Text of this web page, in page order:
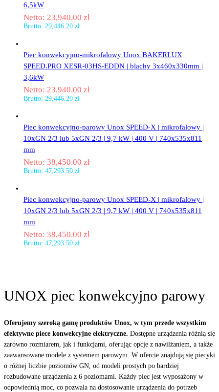
6,5kW
Netto: 23,940.00 zł
Brutto: 29,446.20 zł
Piec konwekcyjno-mikrofalowy Unox BAKERLUX
SPEED.PRO XESR-03HS-EDDN | blachy 3x460x330mm |
3,6kW
Netto: 23,940.00 zł
Brutto: 29,446.20 zł
Piec konwekcyjno-parowy Unox SPEED-X | mikrofalowy |
10xGN 2/3 lub 5xGN 2/3 | 9,7 kW | 400 V | 740x535x811
mm
Netto: 38,450.00 zł
Brutto: 47,293.50 zł
Piec konwekcyjno-parowy Unox SPEED-X | mikrofalowy |
10xGN 2/3 lub 5xGN 2/3 | 9,7 kW | 400 V | 740x535x811
mm
Netto: 38,450.00 zł
Brutto: 47,293.50 zł
UNOX piec konwekcyjno parowy
Oferujemy szeroką gamę produktów Unox, w tym przede wszystkim
efektywne piece konwekcyjne elektryczne. Dostępne urządzenia różnią się
zarówno rozmiarem, jak i funkcjami, oferując opcje z nawilżaniem, a także
zaawansowane modele z systemem parowym. W ofercie znajdują się piecyki
o różnej liczbie poziomów GN, od modeli prostych po bardziej
rozbudowane urządzenia z 6 poziomami. Każdy piec jest wyposażony w
odpowiednią moc, co pozwala na dostosowanie urządzenia do potrzeb